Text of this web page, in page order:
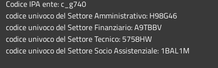
Codice IPA ente: c_g740
codice univoco del Settore Amministrativo: H98G46
codice univoco del Settore Finanziario: A9TBBV
codice univoco del Settore Tecnico: 5758HW
codice univoco del Settore Socio Assistenziale: 1BAL1M